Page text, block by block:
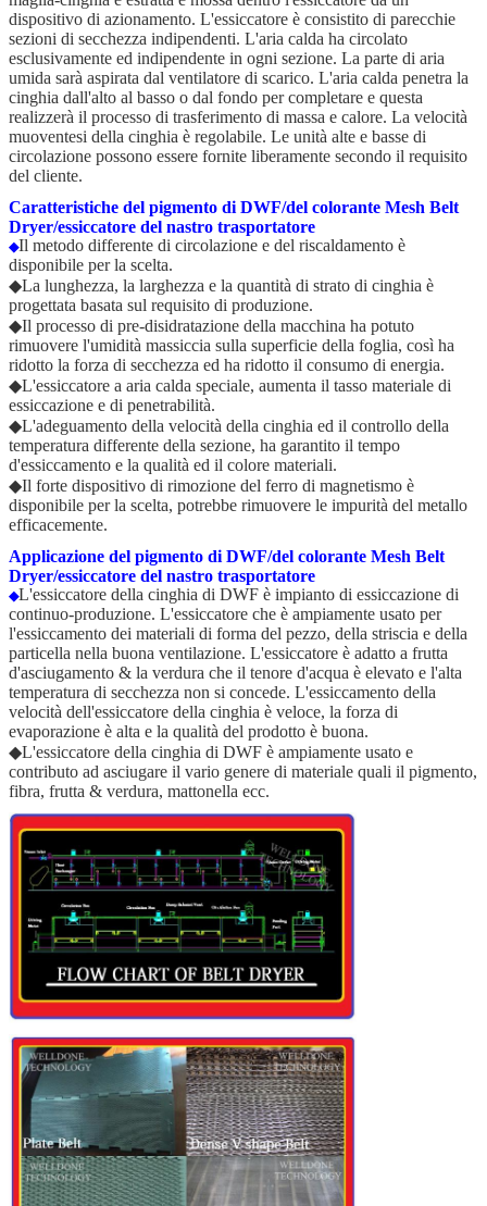
dispositivo di azionamento. L'essiccatore è consistito di parecchie
sezioni di secchezza indipendenti. L'aria calda ha circolato
esclusivamente ed indipendente in ogni sezione. La parte di aria
umida sarà aspirata dal ventilatore di scarico. L'aria calda penetra la
cinghia dall'alto al basso o dal fondo per completare e questa
realizzerà il processo di trasferimento di massa e calore. La velocità
muoventesi della cinghia è regolabile. Le unità alte e basse di
circolazione possono essere fornite liberamente secondo il requisito
del cliente.
Caratteristiche del pigmento di DWF/del colorante Mesh Belt
Dryer/essiccatore del nastro trasportatore
◆Il metodo differente di circolazione e del riscaldamento è
disponibile per la scelta.
◆La lunghezza, la larghezza e la quantità di strato di cinghia è
progettata basata sul requisito di produzione.
◆Il processo di pre-disidratazione della macchina ha potuto
rimuovere l'umidità massiccia sulla superficie della foglia, così ha
ridotto la forza di secchezza ed ha ridotto il consumo di energia.
◆L'essiccatore a aria calda speciale, aumenta il tasso materiale di
essiccazione e di penetrabilità.
◆L'adeguamento della velocità della cinghia ed il controllo della
temperatura differente della sezione, ha garantito il tempo
d'essiccamento e la qualità ed il colore materiali.
◆Il forte dispositivo di rimozione del ferro di magnetismo è
disponibile per la scelta, potrebbe rimuovere le impurità del metallo
efficacemente.
Applicazione del pigmento di DWF/del colorante Mesh Belt
Dryer/essiccatore del nastro trasportatore
◆L'essiccatore della cinghia di DWF è impianto di essiccazione di
continuo-produzione. L'essiccatore che è ampiamente usato per
l'essiccamento dei materiali di forma del pezzo, della striscia e della
particella nella buona ventilazione. L'essiccatore è adatto a frutta
d'asciugamento & la verdura che il tenore d'acqua è elevato e l'alta
temperatura di secchezza non si concede. L'essiccamento della
velocità dell'essiccatore della cinghia è veloce, la forza di
evaporazione è alta e la qualità del prodotto è buona.
◆L'essiccatore della cinghia di DWF è ampiamente usato e
contributo ad asciugare il vario genere di materiale quali il pigmento,
fibra, frutta & verdura, mattonella ecc.